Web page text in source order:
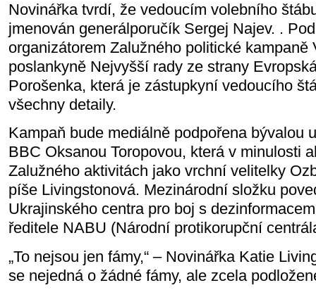
Novinářka tvrdí, že vedoucím volebního
jmenován generálporučík Sergej Najev. .
organizátorem Zalužného politické kampaně
poslankyně Nejvyšší rady ze strany
Porošenka, která je zástupkyní vedoucího
všechny detaily.
Kampaň bude mediálně podpořena bývalou
BBC Oksanou Toropovou, která v minulosti
Zalužného aktivitách jako vrchní velitelky
píše Livingstonová. Mezinárodní složku
Ukrajinského centra pro boj s
ředitele NABU (Národní protikorupční
„To nejsou jen fámy,“ – Novinářka Katie
se nejedná o žádné fámy, ale zcela